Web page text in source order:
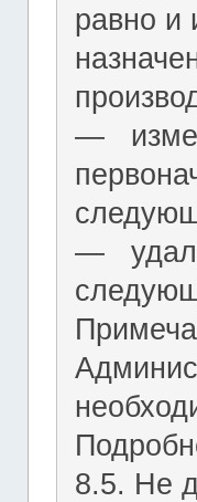
равно и
―
―
8.5. Не